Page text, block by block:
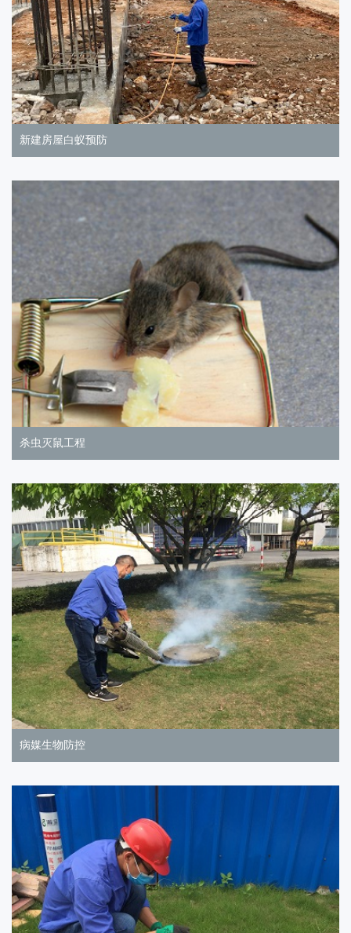
新建房屋白蚁预防
杀虫灭鼠工程
病媒生物防控